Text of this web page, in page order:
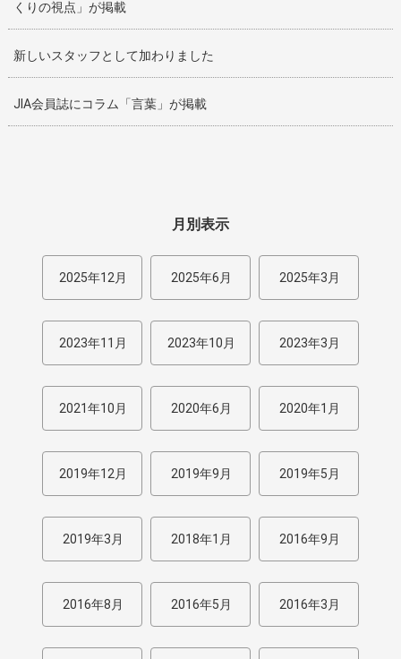
くりの視点」が掲載
新しいスタッフとして加わりました
JIA会員誌にコラム「言葉」が掲載
月別表示
2025年12月 2025年6月 2025年3月
2023年11月 2023年10月 2023年3月
2021年10月 2020年6月 2020年1月
2019年12月 2019年9月 2019年5月
2019年3月 2018年1月 2016年9月
2016年8月 2016年5月 2016年3月